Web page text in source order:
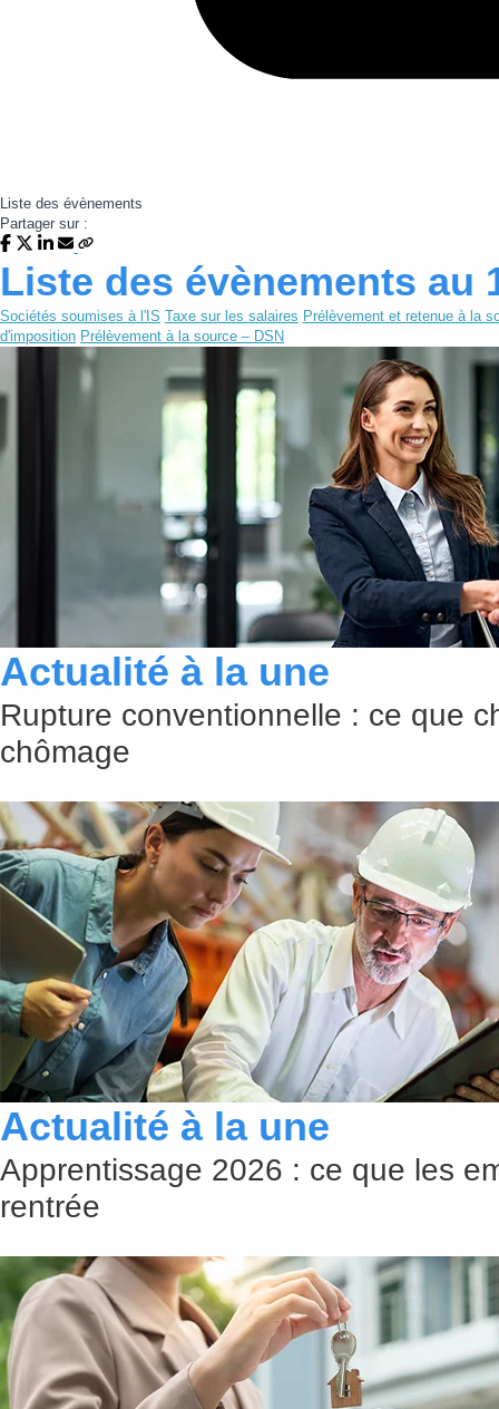
Liste des évènements
Partager sur :
Liste des évènements au
Sociétés soumises à l'IS Taxe sur les salaires Prélèvement et retenue à la
d'imposition Prélèvement à la source – DSN
Actualité à la une
Rupture conventionnelle : ce que
chômage
Actualité à la une
Apprentissage 2026 : ce que les
rentrée